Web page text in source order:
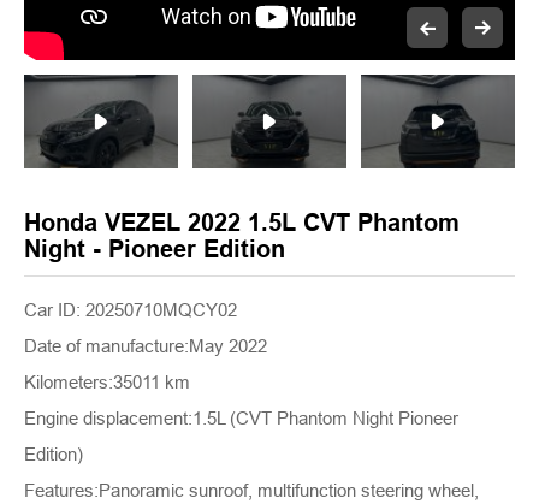
Honda VEZEL 2022 1.5L CVT Phantom
Night - Pioneer Edition
Car ID: 20250710MQCY02
Date of manufacture:May 2022
Kilometers:35011 km
Engine displacement:1.5L (CVT Phantom Night Pioneer
Edition)
Features:Panoramic sunroof, multifunction steering wheel,